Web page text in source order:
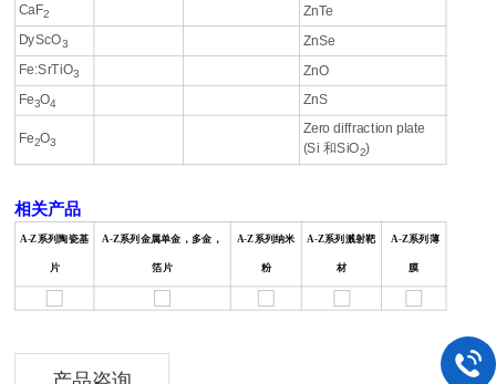
CaF2
ZnTe
DyScO3
ZnSe
Fe:SrTiO3
ZnO
Fe3O4 ZnS
Fe2O3
Zero diffraction plate
(Si 和SiO2)
相关产品
A-Z系列陶瓷基
片
A-Z系列金属单金，多金，
箔片
A-Z系列纳米
粉
A-Z系列溅射靶
材
A-Z系列薄
膜